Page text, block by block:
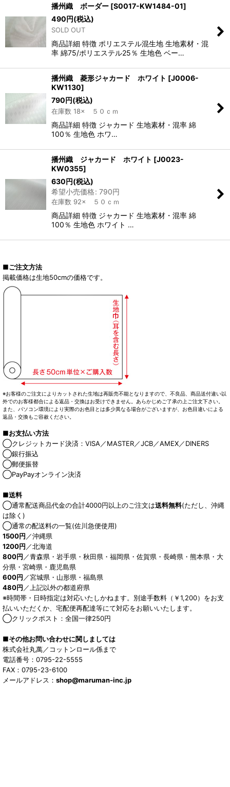
播州織 ボーダー [S0017-KW1484-01]
490円(税込)
SOLD OUT
商品詳細 特徴 ポリエステル混生地 生地素材・混
率 綿75/ポリエステル25％ 生地色 ベー…
播州織 菱形ジャカード ホワイト [J0006-
KW1130]
790円(税込)
在庫数 18× ５０ｃｍ
商品詳細 特徴 ジャカード 生地素材・混率 綿
100％ 生地色 ホワ…
播州織 ジャカード ホワイト [J0023-
KW0355]
630円(税込)
希望小売価格: 790円
在庫数 92× ５０ｃｍ
商品詳細 特徴 ジャカード 生地素材・混率 綿
100％ 生地色 ホワイト …
■ご注文方法
掲載価格は生地50cmの価格です。
※お客様のご注文によりカットされた生地は再販売不能となりますので、不良品、商品送付違い以
外でのお客様都合による返品・交換はお受けできません。あらかじめご了承の上ご注文下さい。
また、パソコン環境により実際のお色目とは多少異なる場合がございますが、お色目違いによる
返品・交換もご容赦ください。
■お支払い方法
◯クレジットカード決済：VISA／MASTER／JCB／AMEX／DINERS
◯銀行振込
◯郵便振替
◯PayPayオンライン決済
■送料
◯通常配送商品代金の合計4000円以上のご注文は送料無料(ただし、沖縄
は除く)
◯通常の配送料の一覧(佐川急便使用)
1500円 ／沖縄県
1200円 ／北海道
800円 ／青森県・岩手県・秋田県・福岡県・佐賀県・長崎県・熊本県・大
分県・宮崎県・鹿児島県
600円 ／宮城県・山形県・福島県
480円 ／上記以外の都道府県
※時間帯・日時指定は対応いたしかねます。別途手数料（￥1,200）をお支
払いいただくか、宅配便再配達等にて対応をお願いいたします。
◯クリックポスト：全国一律250円
■その他お問い合わせに関しましては
株式会社丸萬／コットンロール係まで
電話番号：0795-22-5555
FAX：0795-23-6100
メールアドレス： shop@maruman-inc.jp